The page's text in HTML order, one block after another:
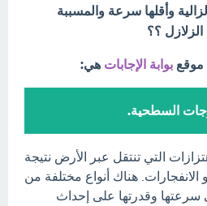
وأقلها سرعة والمسببة
؟؟
موقع بوابة الإجابات هي:
السطحية.
التي تنتقل عبر الأرض نتيجة
الانفجارات. هناك أنواع مختلفة من
وقدرتها على إحداث